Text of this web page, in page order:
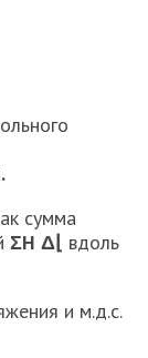
сумма
ΣН Δ⌊ вдоль
и м.д.с.